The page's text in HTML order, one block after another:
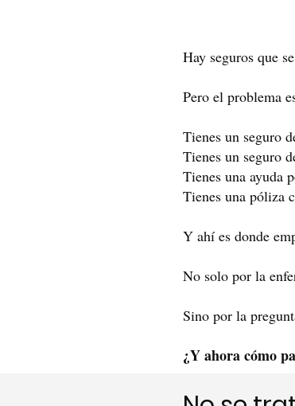
Hay seguros que
Pero el problema
Tienes un seguro
Tienes un seguro
Tienes una ayuda
Tienes una póliza
Y ahí es donde
No solo por la
Sino por la
¿Y ahora cómo